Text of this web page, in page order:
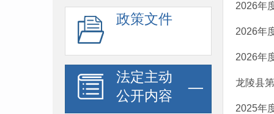
政策文件
法定主动
公开内容
2026年
2026年
2026年
龙陵县
2025年